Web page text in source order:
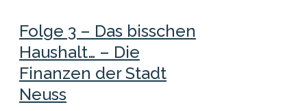
Folge 3 – Das bisschen
Haushalt… – Die
Finanzen der Stadt
Neuss